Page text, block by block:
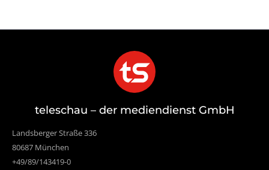
teleschau – der mediendienst GmbH
Landsberger Straße 336
80687 München
+49/89/143419-0